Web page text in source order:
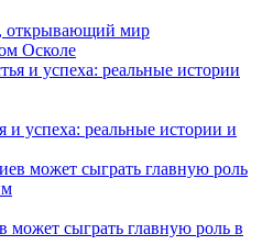
открывающий мир
Осколе
и успеха: реальные истории и
сыграть главную роль в